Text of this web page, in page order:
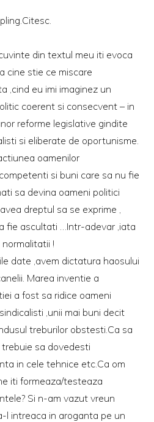
din textul meu iti evoca
cine stie ce miscare
,cind eu imi imaginez un
coerent si consecvent – in
reforme legislative gindite
si eliberate de oportunisme.
oamenilor
si buni care sa nu fie
sa devina oameni politici
dreptul sa se exprime ,
fie ascultati …Intr-adevar ,iata
!
date ,avem dictatura haosului
Marea inventie a
a fost sa ridice oameni
,unii mai buni decit
treburilor obstesti.Ca sa
sa dovedesti
in cele tehnice etc.Ca om
iti formeaza/testeaza
Si n-am vazut vreun
l intreaca in aroganta pe un